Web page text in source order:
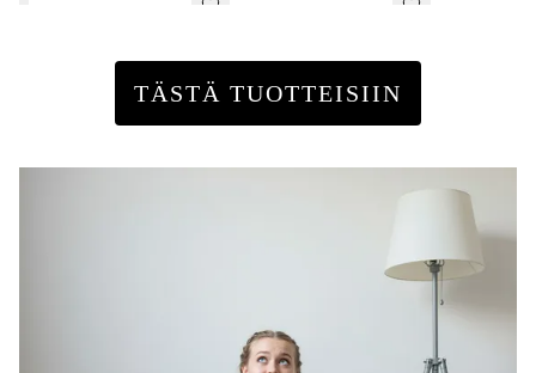
TÄSTÄ TUOTTEISIIN